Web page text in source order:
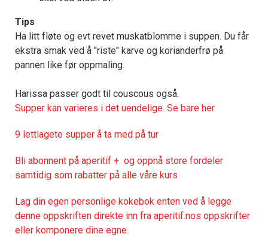
Tips
Ha litt fløte og evt revet muskatblomme i suppen. Du får
ekstra smak ved å "riste" karve og korianderfrø på
pannen like før oppmaling.
Harissa passer godt til couscous også.
Supper kan varieres i det uendelige. Se bare her
9 lettlagete supper å ta med på tur
Bli abonnent på aperitif + og oppnå store fordeler
samtidig som rabatter på alle våre kurs
Lag din egen personlige kokebok enten ved å legge
denne oppskriften direkte inn fra aperitif.nos oppskrifter
eller komponere dine egne.